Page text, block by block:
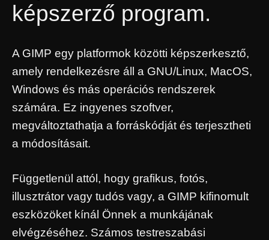
képszerző program.
A GIMP egy platformok közötti képszerkesztő,
amely rendelkezésre áll a GNU/Linux, MacOS,
Windows és más operációs rendszerek
számára. Ez ingyenes szoftver,
megváltoztathatja a forráskódját és terjesztheti
a módosításait.
Függetlenül attól, hogy grafikus, fotós,
illusztrátor vagy tudós vagy, a GIMP kifinomult
eszközöket kínál Önnek a munkájának
elvégzéséhez. Számos testreszabási